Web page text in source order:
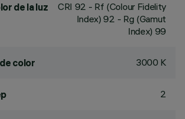
de la luz CRI 92 - Rf (Colour Fidelity
Index) 92 - Rg (Gamut
Index) 99
color 3000 K
2